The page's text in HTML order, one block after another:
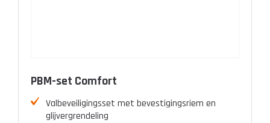
PBM-set Comfort
Valbeveiligingsset met bevestigingsriem en
glijvergrendeling